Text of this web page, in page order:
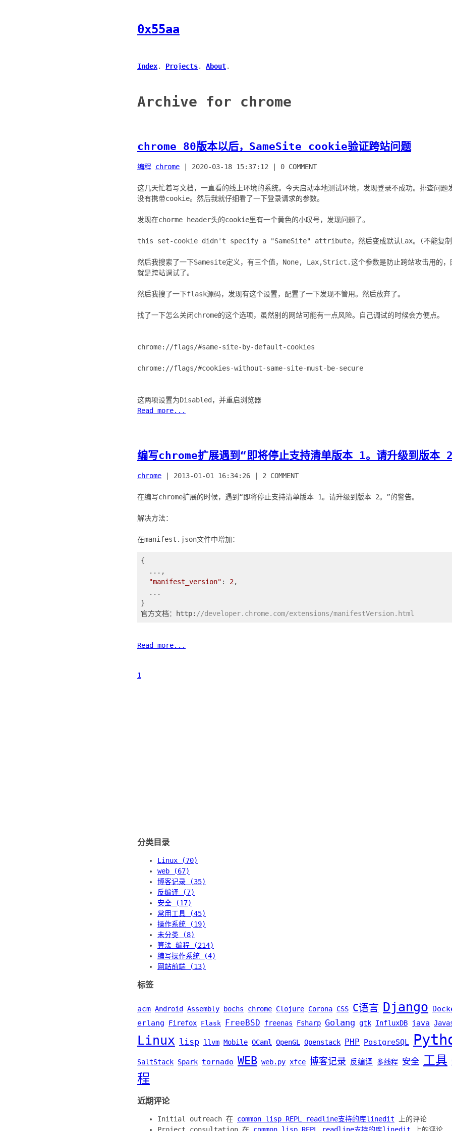
0x55aa
Index. Projects. About.
Archive for chrome
chrome 80版本以后，SameSite cookie验证跨站问题
编程 chrome 2020-03-18 15:37:12 0 COMMENT
这几天忙着写文档，一直看的线上环境的系统。今天启动本地测试环境，发现登录不成功。排查问题
没有携带cookie。然后我就仔细看了一下登录请求的参数。
发现在chorme header头的cookie里有一个黄色的小叹号，发现问题了。
this set-cookie didn't specify a "SameSite" attribute，然后变成默认Lax。(不能复制
然后我搜索了一下Samesite定义，有三个值，None, Lax,Strict.这个参数是防止跨站攻击用的，
就是跨站调试了。
然后我搜了一下flask源码，发现有这个设置，配置了一下发现不管用。然后放弃了。
找了一下怎么关闭chrome的这个选项，虽然别的网站可能有一点风险。自己调试的时候会方便点。
chrome://flags/#same-site-by-default-cookies
chrome://flags/#cookies-without-same-site-must-be-secure
Read more...
编写chrome扩展遇到“即将停止支持清单版本 1。请升级到版本
chrome 2013-01-01 16:34:26 2 COMMENT
在编写chrome扩展的时候，遇到“即将停止支持清单版本 1。请升级到版本 2。”的警告。
解决方法：
{
  ...,
"manifest_version" : 2,
  ...
}
官方文档：http: //developer.chrome.com/extensions/manifestVersion.html
Read more...
1
分类目录
Linux (70)
web (67)
博客记录 (35)
反编译 (7)
安全 (17)
常用工具 (45)
操作系统 (19)
未分类 (8)
算法 编程 (214)
编写操作系统 (4)
网站前端 (13)
标签
acm Android Assembly bochs chrome Clojure Corona CSS C语言 Django
erlang
Firefox Flask FreeBSD freenas Fsharp Golang gtk InfluxDB java
Linux lisp llvm Mobile OCaml OpenGL Openstack PHP PostgreSQL
SaltStack Spark tornado WEB web.py xfce 博客记录 反编译 多线程 安全 工具
程
近期评论
Initial outreach 在 common lisp REPL readline支持的库linedit 上的评论